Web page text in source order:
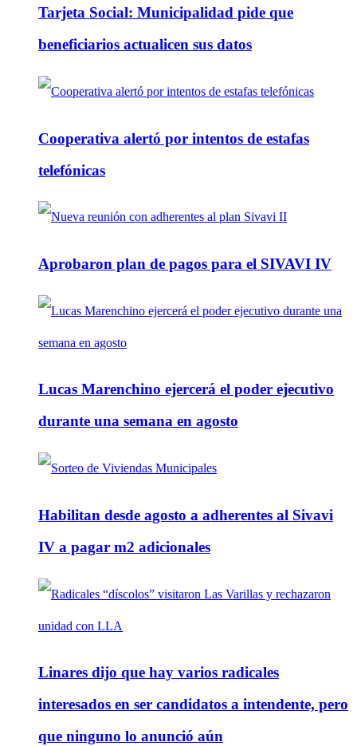
Tarjeta Social: Municipalidad pide que
beneficiarios actualicen sus datos
Cooperativa alertó por intentos de estafas
telefónicas
Aprobaron plan de pagos para el SIVAVI IV
Lucas Marenchino ejercerá el poder ejecutivo
durante una semana en agosto
Habilitan desde agosto a adherentes al Sivavi
IV a pagar m2 adicionales
Linares dijo que hay varios radicales
interesados en ser candidatos a intendente, pero
que ninguno lo anunció aún